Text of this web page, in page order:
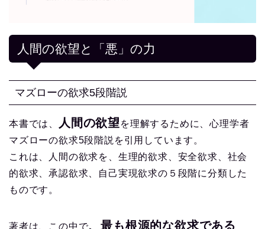
人間の欲望と「悪」の力
マズローの欲求5段階説
本書では、 人間の欲望 を理解するために、心理学者
マズローの欲求5段階説を引用しています。
これは、人間の欲求を、生理的欲求、安全欲求、社会
的欲求、承認欲求、自己実現欲求の５段階に分類した
ものです。
著者は、この中で、最も根源的な欲求である